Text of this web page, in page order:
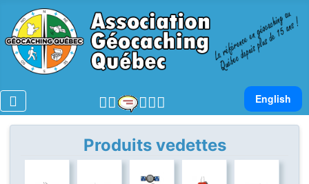
Sélectionnez
English
Produits vedettes